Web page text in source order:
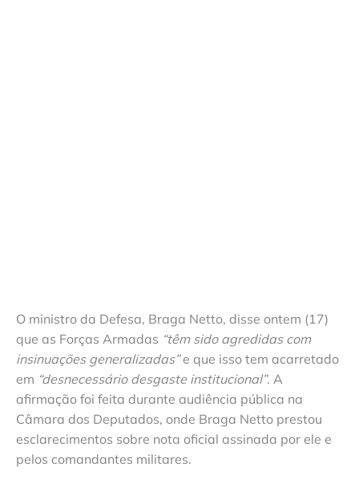
O ministro da Defesa, Braga Netto, disse ontem (17)
que as Forças Armadas “têm sido agredidas com
insinuações generalizadas”e que isso tem acarretado
em “desnecessário desgaste institucional”. A
afirmação foi feita durante audiência pública na
Câmara dos Deputados, onde Braga Netto prestou
esclarecimentos sobre nota oficial assinada por ele e
pelos comandantes militares.